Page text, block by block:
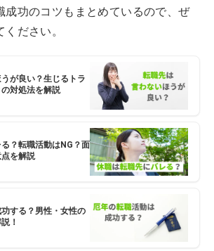
成功のコツもまとめているので、ぜ
ださい。
が良い？生じるトラ
対処法を解説
？転職活動はNG？面
を解説
する？男性・女性の
！